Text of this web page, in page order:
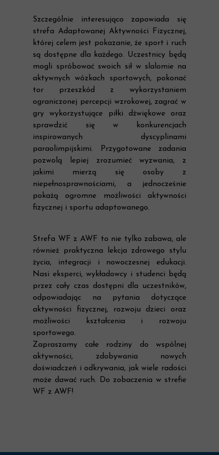
Szczególnie interesująco zapowiada się
strefa Adaptowanej Aktywności Fizycznej,
której celem jest pokazanie, że sport i ruch
są dostępne dla każdego. Uczestnicy będą
mogli spróbować swoich sił w slalomie na
aktywnych wózkach sportowych, pokonać
tor przeszkód z wykorzystaniem
ograniczonej percepcji wzrokowej, zagrać w
gry wykorzystujące piłki dźwiękowe oraz
sprawdzić się w konkurencjach
inspirowanych dyscyplinami
paraolimpijskimi. Przygotowane zadania
pozwolą lepiej zrozumieć wyzwania, z
jakimi mierzą się osoby z
niepełnosprawnościami, a jednocześnie
pokażą ogromne możliwości aktywności
fizycznej i sportu adaptowanego.
Strefa WF z AWF to nie tylko zabawa, ale
również praktyczna lekcja zdrowego stylu
życia, integracji i nowoczesnej edukacji.
Nasi eksperci, wykładowcy i studenci będą
przez cały czas dostępni dla uczestników,
odpowiadając na pytania dotyczące
aktywności fizycznej, rozwoju dzieci oraz
możliwości kształcenia i rozwoju
sportowego.
Zapraszamy całe rodziny do wspólnej
aktywności, zdobywania nowych
doświadczeń i odkrywania, jak wiele radości
może dawać ruch. Do zobaczenia w strefie
WF z AWF!